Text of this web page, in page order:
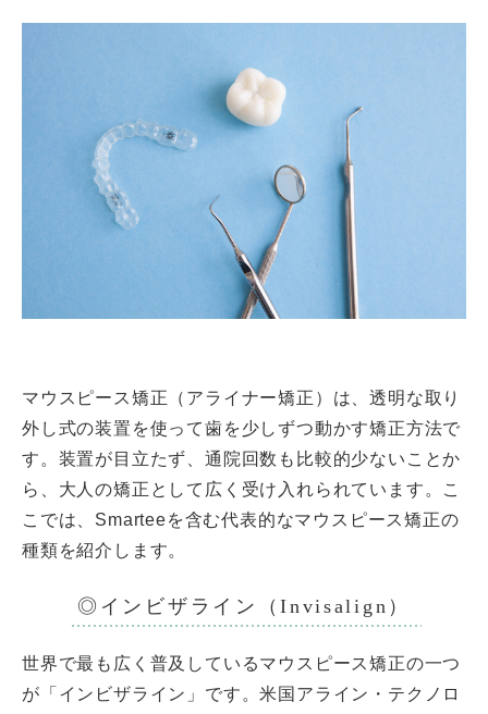
マウスピース矯正（アライナー矯正）は、透明な取り
外し式の装置を使って歯を少しずつ動かす矯正方法で
す。装置が目立たず、通院回数も比較的少ないことか
ら、大人の矯正として広く受け入れられています。こ
こでは、Smarteeを含む代表的なマウスピース矯正の
種類を紹介します。
◎インビザライン（Invisalign）
世界で最も広く普及しているマウスピース矯正の一つ
が「インビザライン」です。米国アライン・テクノロ